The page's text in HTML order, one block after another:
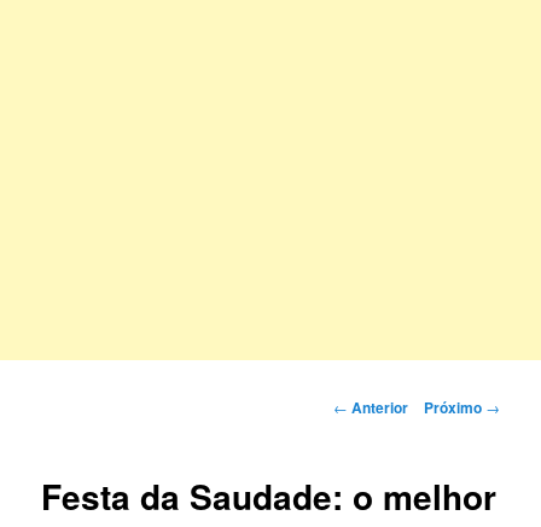
Navegação
← Anterior Próximo →
Festa da Saudade: o melhor